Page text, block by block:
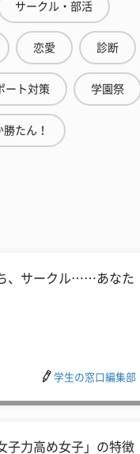
サークル・部活
恋愛 診断
ート対策 学園祭
たん！
、サークル……あなた
学生の窓口編集部
子力高め女子」の特徴